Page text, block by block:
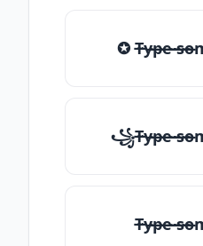
✪ T̶̴y̶̴p̶̴e̶̴
꧁T̶̴y̶̴p̶̴e̶̴
T̶̴y̶̴p̶̴e̶̴